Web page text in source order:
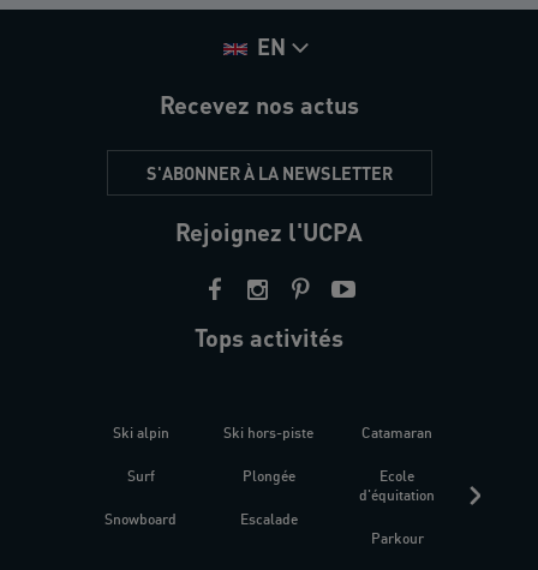
EN
Recevez nos actus
S'ABONNER À LA NEWSLETTER
Rejoignez l'UCPA
Tops activités
Ski alpin
Surf
Snowboard
Ski hors-piste
Plongée
Escalade
Catamaran
Ecole
d'équitation
Parkour